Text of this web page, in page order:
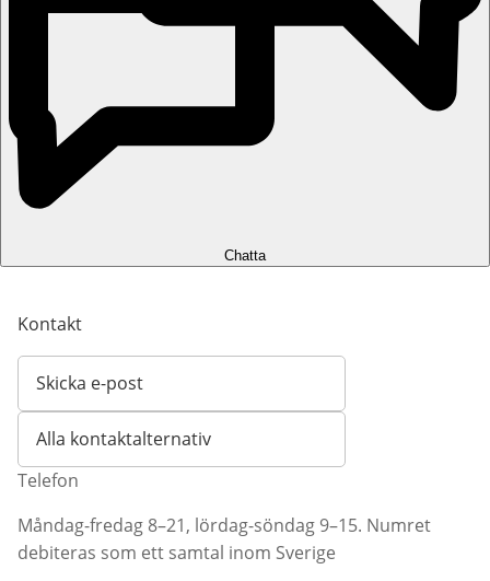
Chatta
Kontakt
Skicka e-post
Öppnar e-postklient
Alla kontaktalternativ
Telefon
Måndag-fredag 8–21, lördag-söndag 9–15. Numret
debiteras som ett samtal inom Sverige